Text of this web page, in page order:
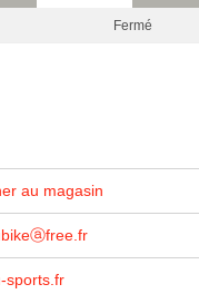
Fermé
au magasin
sports.fr